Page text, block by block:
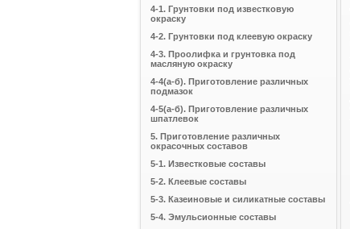
4-1. Грунтовки под известковую
окраску
4-2. Грунтовки под клеевую окраску
4-3. Проолифка и грунтовка под
масляную окраску
4-4(а-б). Приготовление различных
подмазок
4-5(а-б). Приготовление различных
шпатлевок
5. Приготовление различных
окрасочных составов
5-1. Известковые составы
5-2. Клеевые составы
5-3. Казеиновые и силикатные составы
5-4. Эмульсионные составы